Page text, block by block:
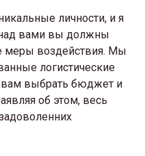
личности, и я
вами вы должны
меры воздействия. Мы
логистические
вам выбрать бюджет и
об этом, весь